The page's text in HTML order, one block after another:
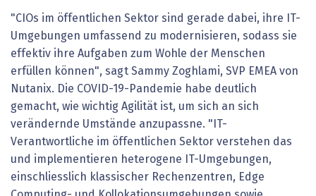
"CIOs im öffentlichen Sektor sind gerade dabei, ihre IT-
Umgebungen umfassend zu modernisieren, sodass sie
effektiv ihre Aufgaben zum Wohle der Menschen
erfüllen können", sagt Sammy Zoghlami, SVP EMEA von
Nutanix. Die COVID-19-Pandemie habe deutlich
gemacht, wie wichtig Agilität ist, um sich an sich
verändernde Umstände anzupassne. "IT-
Verantwortliche im öffentlichen Sektor verstehen das
und implementieren heterogene IT-Umgebungen,
einschliesslich klassischer Rechenzentren, Edge